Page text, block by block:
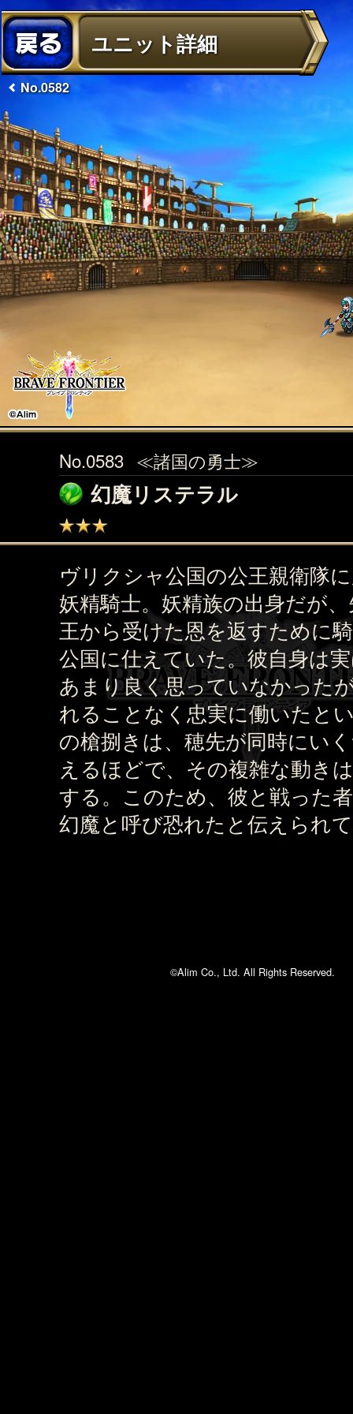
ユニット詳細
No.0582
No.0583 ≪諸国の勇士≫
幻魔リステラル
ヴリクシャ公国の公王親衛隊
妖精騎士。妖精族の出身だが
王から受けた恩を返すために
公国に仕えていた。彼自身は
あまり良く思っていなかった
れることなく忠実に働いたと
の槍捌きは、穂先が同時にい
えるほどで、その複雑な動き
する。このため、彼と戦った
幻魔と呼び恐れたと伝えられ
©Alim Co., Ltd. All Rights Reserved.